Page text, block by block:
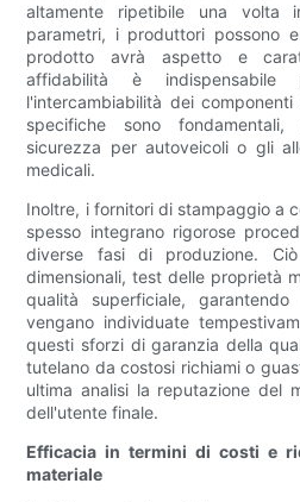
altamente ripetibile una volta
parametri, i produttori possono
prodotto avrà aspetto e
affidabilità è
l'intercambiabilità dei
specifiche sono
sicurezza per autoveicoli o gli
medicali.
Inoltre, i fornitori di stampaggio a
spesso integrano rigorose
diverse fasi di produzione.
dimensionali, test delle proprietà
qualità superficiale,
vengano individuate
questi sforzi di garanzia della
tutelano da costosi richiami o
ultima analisi la reputazione del
dell'utente finale.
Efficacia in termini di costi e
materiale